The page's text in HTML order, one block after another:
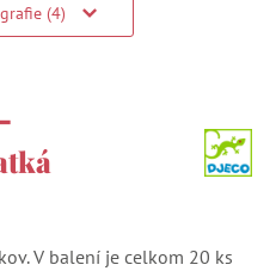
(4)
V balení je celkom 20 ks